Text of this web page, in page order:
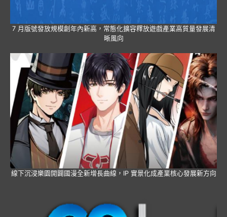
7 月版號發放規模創年內新高，常態化擴容釋放遊戲產業高質量發展清
晰風向
線下沉浸樂園開闢國漫全新增長曲線，IP 實景化成產業核心發展新方向